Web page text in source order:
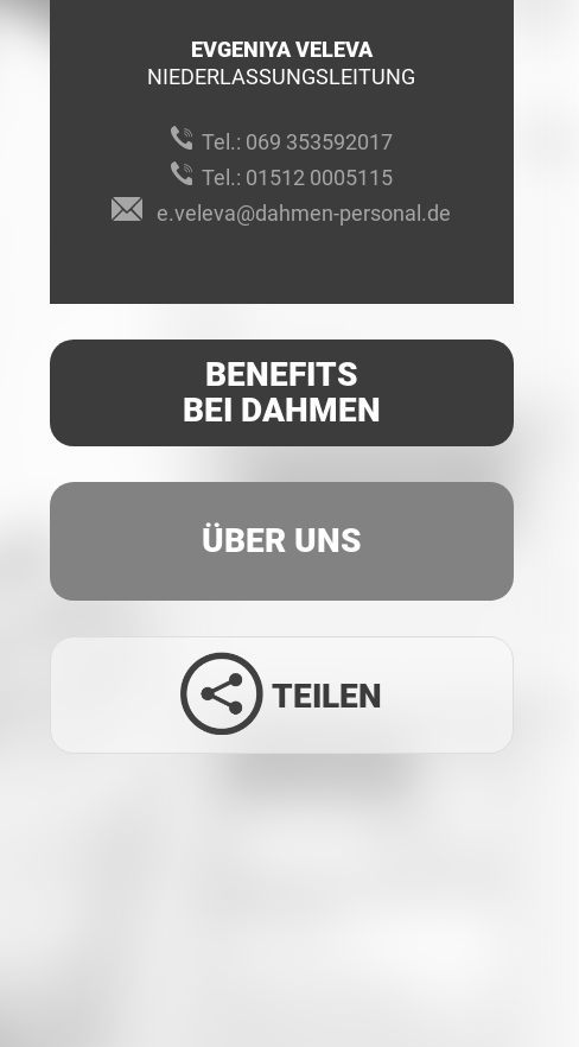
EVGENIYA VELEVA
NIEDERLASSUNGSLEITUNG
Tel.: 069 353592017
Tel.: 01512 0005115
e.veleva@dahmen-personal.de
BENEFITS
BEI DAHMEN
ÜBER UNS
TEILEN